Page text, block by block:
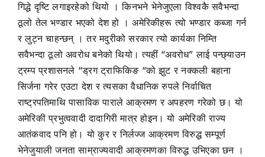
गिद्धे दृष्टि लगाइरहेको थियो । किनभने भेनेजुएला विश्वकै सवैभन्दा
ठूलो तेल भण्डार भएको देश हो । अमेरिकीहरू त्यो भण्डार कब्जा गर्न
र लुट्न चाहन्छन् । तर मदुरीको सरकार त्यो कार्यका निम्ति
सवैभन्दा ठूलो अवरोध बनेको थियो। त्यहीं “अवरोध” लाई पन्छ्याउन
ट्रम्प प्रशासनले “ड्रग ट्राफिकिङ “को झुट र नक्कली बहाना
सिर्जना गरेर एउटा देश र त्यसका वैधानिक रुपले निर्वाचित
राष्ट्रपतिमाथि पासाविक पाराले आक्रमण र अपहरण गरेको छ। यो
अमेरिकी प्रभुत्ववादी दादागिरी मात्र होइन। यो अमेरिकी राज्य
आतंकवाद पनि हो। यो कुर र निर्लज्ज आक्रमण विरुद्ध सम्पूर्ण
भेनेजुयाली जनता साम्राज्यवादी आक्रमणका विरुद्ध उभिएका छन ।